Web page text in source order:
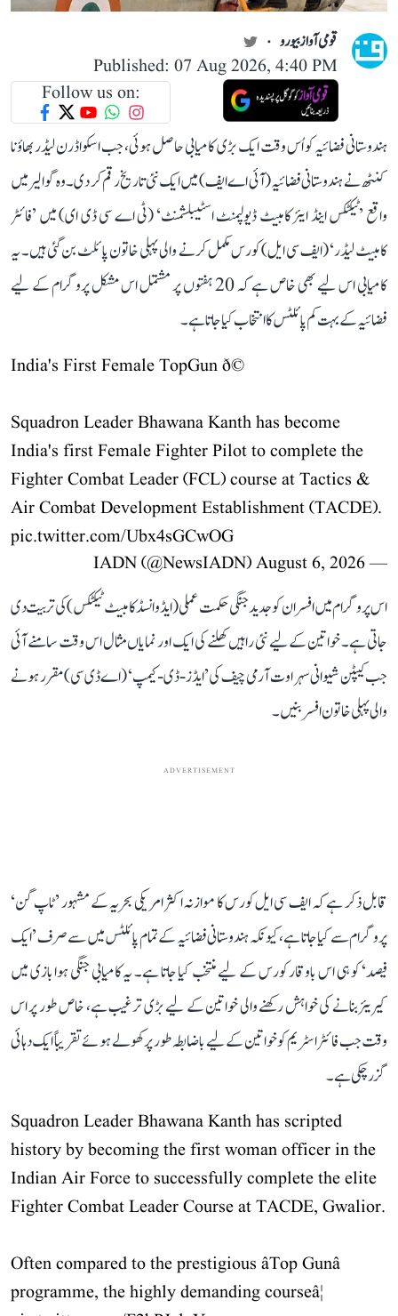
قومی آواز بیورو
Published: 07 Aug 2026, 4:40 PM
Follow us on:
ہندوستانی فضائیہ کو اُس وقت ایک بڑی کامیابی حاصل ہوئی، جب اسکواڈرن لیڈر بھاؤنا
کنٹھ نے ہندوستانی فضائیہ (آئی اے ایف) میں ایک نئی تاریخ رقم کر دی۔ وہ گوالیر میں
واقع ’ٹیکٹکس اینڈ ایئر کامبیٹ ڈیولپمنٹ اسٹیبلشمنٹ‘ (ٹی اے سی ڈی ای) میں ’فائٹر
کامبیٹ لیڈر‘ (ایف سی ایل) کورس مکمل کرنے والی پہلی خاتون پائلٹ بن گئی ہیں۔ یہ
کامیابی اس لیے بھی خاص ہے کہ 20 ہفتوں پر مشتمل اس مشکل پروگرام کے لیے
فضائیہ کے بہت کم پائلٹس کا انتخاب کیا جاتا ہے۔
India's First Female TopGun ð©
Squadron Leader Bhawana Kanth has become
India's first Female Fighter Pilot to complete the
Fighter Combat Leader (FCL) course at Tactics &
Air Combat Development Establishment (TACDE).
pic.twitter.com/Ubx4sGCwOG
— IADN (@NewsIADN)
August 6, 2026
اس پروگرام میں افسران کو جدید جنگی حکمت عملی (ایڈوانسڈ کامبیٹ ٹیکٹکس) کی تربیت دی
جاتی ہے۔ خواتین کے لیے نئی راہیں کھلنے کی ایک اور نمایاں مثال اس وقت سامنے آئی
جب کیپٹن شیوانی سہراوت آرمی چیف کی ’ایڈز-ڈی-کیمپ‘ (اے ڈی سی) مقرر ہونے
والی پہلی خاتون افسر بنیں۔
ADVERTISEMENT
قابل ذکر ہے کہ ایف سی ایل کورس کا موازنہ اکثر امریکی بحریہ کے مشہور ’ٹاپ گن‘
پروگرام سے کیا جاتا ہے، کیونکہ ہندوستانی فضائیہ کے تمام پائلٹس میں سے صرف ’ایک
فیصد‘ کو ہی اس باوقار کورس کے لیے منتخب کیا جاتا ہے۔ یہ کامیابی جنگی ہوا بازی میں
کیریئر بنانے کی خواہش رکھنے والی خواتین کے لیے بڑی ترغیب ہے، خاص طور پر اس
وقت جب فائٹر اسٹریم کو خواتین کے لیے باضابطہ طور پر کھولے ہوئے تقریباً ایک دہائی
گزر چکی ہے۔
Squadron Leader Bhawana Kanth has scripted
history by becoming the first woman officer in the
Indian Air Force to successfully complete the elite
Fighter Combat Leader Course at TACDE, Gwalior.
Often compared to the prestigious âTop Gunâ
programme, the highly demanding courseâ¦